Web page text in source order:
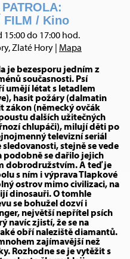
FILM / Kino
15:00 do 17:00 hod.
Zlaté Hory | Mapa
je bezesporu jedním z
současnosti. Psí
umějí létat s letadlem
hasit požáry (dalmatin
zákon (německý ovčák
dalších užitečných
chlupáči), milují děti po
televizní seriál
stejně se vede
podobně se dařilo jejich
dobrodružstvím. A teď je
s ním i výprava Tlapkové
ostrov mimo civilizaci, na
dinosauři. O tomhle
se bohužel dozví i
největší nepřítel psích
navíc zjistí, že se na
obří naleziště diamantů.
zajímavější než
Rozhodne se je vytěžit s